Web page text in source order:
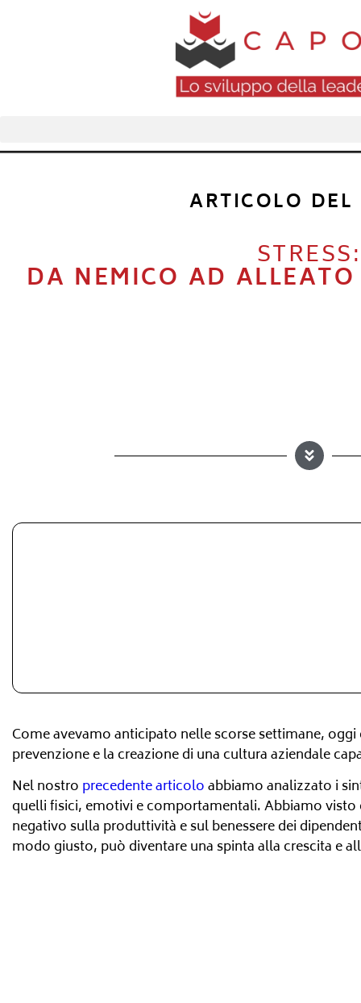
ARTICOLO DEL
STRESS:
DA NEMICO AD
Come avevamo anticipato nelle scorse settimane,
prevenzione e la creazione di una cultura aziendale
Nel nostro precedente articoloabbiamo analizzato i
quelli fisici, emotivi e comportamentali. Abbiamo
negativo sulla produttività e sul benessere dei
modo giusto, può diventare una spinta alla crescita e